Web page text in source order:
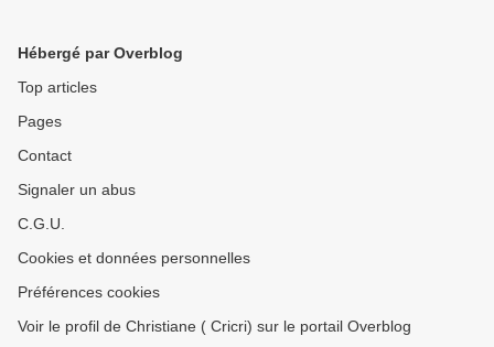
Hébergé par Overblog
Top articles
Pages
Contact
Signaler un abus
C.G.U.
Cookies et données personnelles
Préférences cookies
Voir le profil de Christiane ( Cricri) sur le portail Overblog